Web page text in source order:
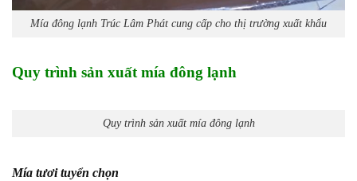
Mía đông lạnh Trúc Lâm Phát cung cấp cho thị trường xuất khẩu
Quy trình sản xuất mía đông lạnh
Quy trình sản xuất mía đông lạnh
Mía tươi tuyển chọn